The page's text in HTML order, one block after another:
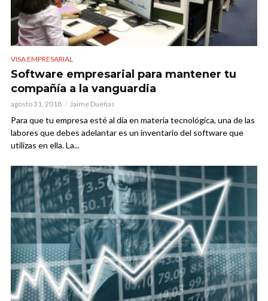
VISA EMPRESARIAL
Software empresarial para mantener tu
compañía a la vanguardia
agosto 31, 2018 Jaime Dueñas
Para que tu empresa esté al día en materia tecnológica, una de las
labores que debes adelantar es un inventario del software que
utilizas en ella. La...